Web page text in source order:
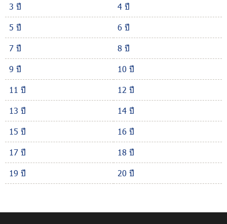
3 ปี
4 ปี
5 ปี
6 ปี
7 ปี
8 ปี
9 ปี
10 ปี
11 ปี
12 ปี
13 ปี
14 ปี
15 ปี
16 ปี
17 ปี
18 ปี
19 ปี
20 ปี